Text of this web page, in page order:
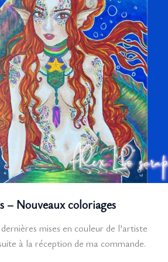
– Nouveaux coloriages
mises en couleur de l’artiste
à la réception de ma commande.